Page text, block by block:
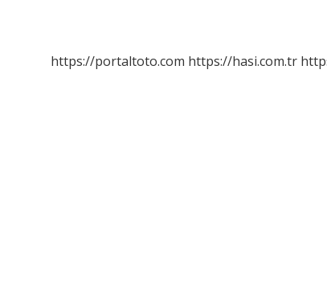
https://portaltoto.com https://hasi.com.tr